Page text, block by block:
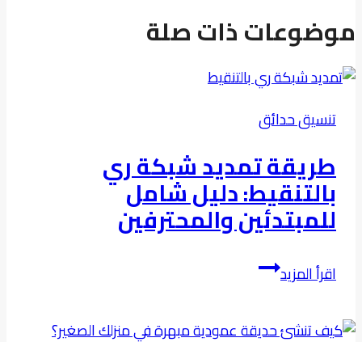
موضوعات ذات صلة
تنسيق حدائق
طريقة تمديد شبكة ري
بالتنقيط: دليل شامل
للمبتدئين والمحترفين
اقرأ المزيدطريقة
تمديد
ري